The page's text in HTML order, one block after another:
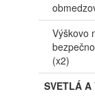
Výškovo
(x2)
SVETLÁ A